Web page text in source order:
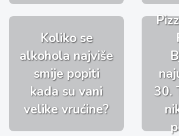
Koliko se
alkohola najviše
smije popiti
kada su vani
velike vrućine?
30.